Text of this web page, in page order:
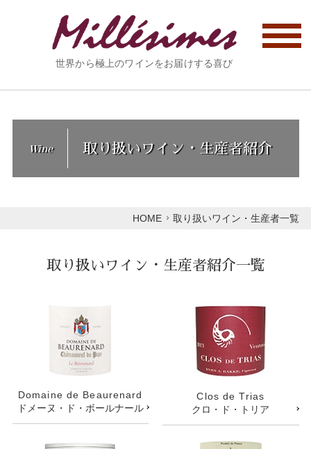
世界から極上のワインをお届けする喜び
Wine 取り扱いワイン・生産者紹介
HOME 取り扱いワイン・生産者一覧
取り扱いワイン・生産者紹介一覧
Domaine de Beaurenard
ドメーヌ・ド・ボールナール
Clos de Trias
クロ・ド・トリア